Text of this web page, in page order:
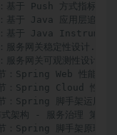
基于 Push 方式指标监
基于 Java 应用层追踪
：基于 Java
服务网关稳定性设计
服务网关可观测性设计
：Spring Web 性能优
节：Spring Cloud 性能
：Spring 脚手架运用
架构 - 服务治理 第一
：Spring 脚手架原理